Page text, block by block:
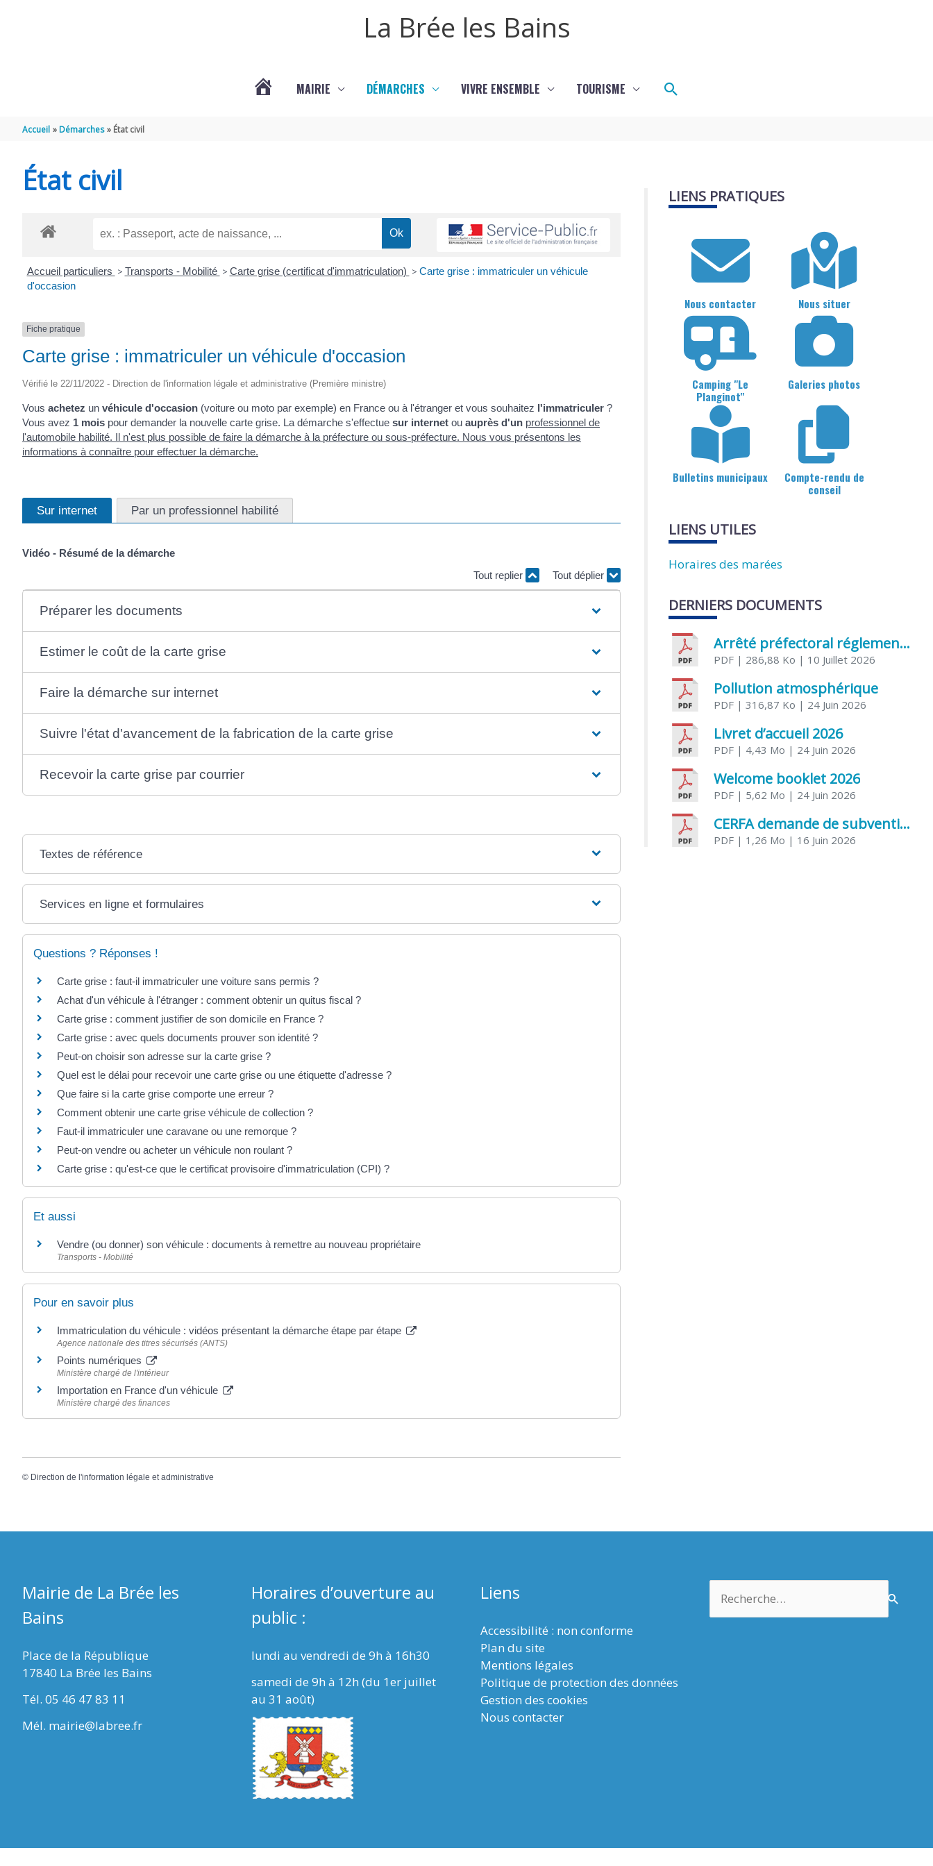
La Brée les Bains
TITRE)
MAIRIE DÉMARCHES VIVRE ENSEMBLE TOURISME Rechercher
Accueil Démarches État civil
État civil
Accueil particuliers > Transports - Mobilité > Carte grise (certificat d'immatriculation) > Carte grise : immatriculer un véhicule
d'occasion
Fiche pratique
Carte grise : immatriculer un véhicule d'occasion
Vérifié le 22/11/2022 - Direction de l'information légale et administrative (Première ministre)
Vous achetez un véhicule d'occasion (voiture ou moto par exemple) en France ou à l'étranger et vous souhaitez l'immatriculer ?
Vous avez 1 mois pour demander la nouvelle carte grise. La démarche s'effectue sur internet ou auprès d'un professionnel de
l'automobile habilité. Il n'est plus possible de faire la démarche à la préfecture ou sous-préfecture. Nous vous présentons les
informations à connaître pour effectuer la démarche.
Sur internet Par un professionnel habilité
Vidéo - Résumé de la démarche
Tout replier
Tout déplier
Préparer les documents
Estimer le coût de la carte grise
Faire la démarche sur internet
Suivre l'état d'avancement de la fabrication de la carte grise
Recevoir la carte grise par courrier
Textes de référence
Services en ligne et formulaires
Questions ? Réponses !
Carte grise : faut-il immatriculer une voiture sans permis ?
Achat d'un véhicule à l'étranger : comment obtenir un quitus fiscal ?
Carte grise : comment justifier de son domicile en France ?
Carte grise : avec quels documents prouver son identité ?
Peut-on choisir son adresse sur la carte grise ?
Quel est le délai pour recevoir une carte grise ou une étiquette d'adresse ?
Que faire si la carte grise comporte une erreur ?
Comment obtenir une carte grise véhicule de collection ?
Faut-il immatriculer une caravane ou une remorque ?
Peut-on vendre ou acheter un véhicule non roulant ?
Carte grise : qu'est-ce que le certificat provisoire d'immatriculation (CPI) ?
Et aussi
Vendre (ou donner) son véhicule : documents à remettre au nouveau propriétaire
Transports - Mobilité
Pour en savoir plus
Immatriculation du véhicule : vidéos présentant la démarche étape par étape
Agence nationale des titres sécurisés (ANTS)
Points numériques
Ministère chargé de l'intérieur
Importation en France d'un véhicule
Ministère chargé des finances
© Direction de l'information légale et administrative
LIENS PRATIQUES
Nous contacter Nous situer
Camping "Le
Planginot"
Galeries photos
Bulletins municipaux
Compte-rendu de
conseil
LIENS UTILES
Horaires des marées
DERNIERS DOCUMENTS
Arrêté préfectoral réglementant l’usage de l’eau
PDF | 286,88 Ko | 10 Juillet 2026
Pollution atmosphérique
PDF | 316,87 Ko | 24 Juin 2026
Livret d’accueil 2026
PDF | 4,43 Mo | 24 Juin 2026
Welcome booklet 2026
PDF | 5,62 Mo | 24 Juin 2026
CERFA demande de subvention association
PDF | 1,26 Mo | 16 Juin 2026
Mairie de La Brée les
Bains
Place de la République
17840 La Brée les Bains
Tél. 05 46 47 83 11
Mél. mairie@labree.fr
Horaires d’ouverture au
public :
lundi au vendredi de 9h à 16h30
samedi de 9h à 12h (du 1er juillet
au 31 août)
Liens
Accessibilité : non conforme
Plan du site
Mentions légales
Politique de protection des données
Gestion des cookies
Nous contacter